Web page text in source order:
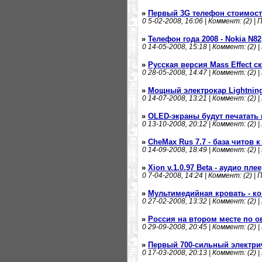
» Первый 3G телефон
05-02-2008, 16:06 | Коммент: (2) |
» Телефон года 2008 - Nokia N82
014-05-2008, 15:18 | Коммент: (2) |
» Русская версия Mass Effect
028-05-2008, 14:47 | Коммент: (2) |
» Мощный электрокар
014-07-2008, 13:21 | Коммент: (2) |
» OLED-экраны будут печатать
013-10-2008, 20:12 | Коммент: (2) |
» CheMax Rus 7.7 - база читов
014-09-2008, 18:49 | Коммент: (2) |
» Xion v.1.0.97 Beta - аудио
07-04-2008, 14:24 | Коммент: (2) |
» Мультимедийная кровать -
027-02-2008, 13:32 | Коммент: (2) |
» Россия на втором месте по
029-09-2008, 20:45 | Коммент: (2) |
» Первый 700-сильный
017-03-2008, 20:13 | Коммент: (2) |